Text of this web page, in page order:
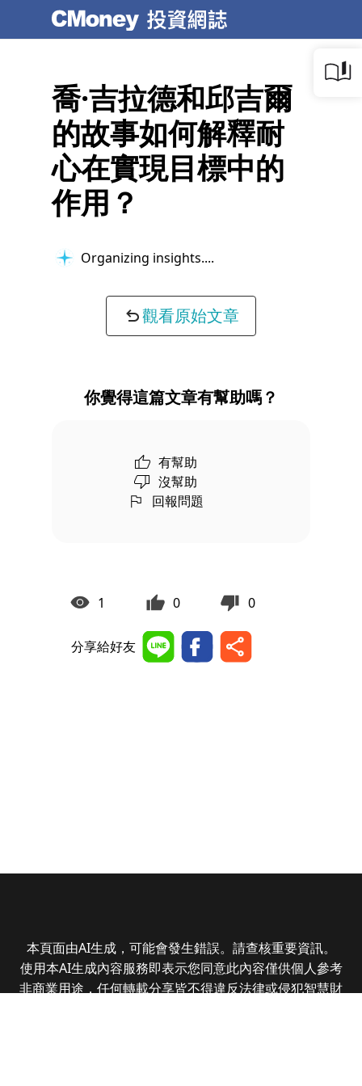
喬·吉拉德和邱吉爾
的故事如何解釋耐
心在實現目標中的
作用？
Organizing insights...
觀看原始文章
你覺得這篇文章有幫助嗎？
有幫助
沒幫助
回報問題
1 0 0
分享給好友
本頁面由AI生成，可能會發生錯誤。請查核重要資訊。
使用本AI生成內容服務即表示您同意此內容僅供個人參考
非商業用途，任何轉載分享皆不得違反法律或侵犯智慧財